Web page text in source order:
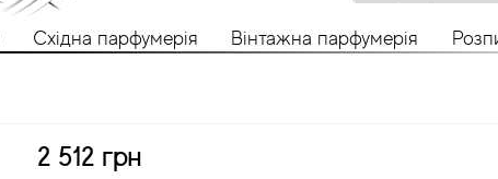
Східна парфумерія Вінтажна парфумерія
2 512 грн